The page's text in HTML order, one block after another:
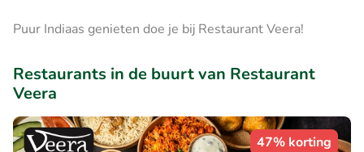
Puur Indiaas genieten doe je bij Restaurant Veera!
Restaurants in de buurt van Restaurant
Veera
47% korting